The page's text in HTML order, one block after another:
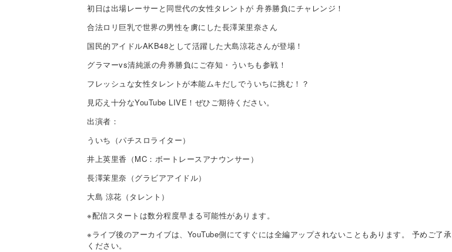
初日は出場レーサーと同世代の女性タレントが 舟券勝負にチャレンジ！
合法ロリ巨乳で世界の男性を虜にした長澤茉里奈さん
国民的アイドルAKB48として活躍した大島涼花さんが登場！
グラマーvs清純派の舟券勝負にご存知・ういちも参戦！
フレッシュな女性タレントが本能ムキだしでういちに挑む！？
見応え十分なYouTube LIVE！ぜひご期待ください。
出演者：
ういち（パチスロライター）
井上英里香（MC：ボートレースアナウンサー）
長澤茉里奈（グラビアアイドル）
大島 涼花（タレント）
※配信スタートは数分程度早まる可能性があります。
※ライブ後のアーカイブは、YouTube側にてすぐには全編アップされないこともあります。 予めご了承
ください。